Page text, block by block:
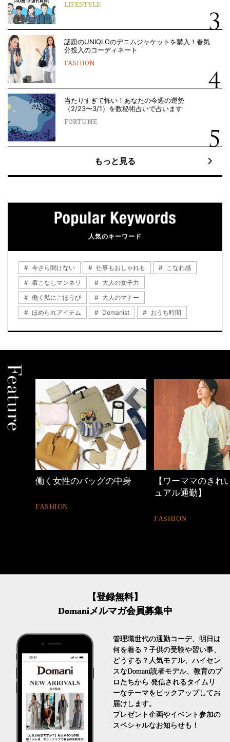
LIFESTYLE
話題のUNIQLOのデニムジャケットを購入！春気
分投入のコーディネート
FASHION
当たりすぎて怖い！あなたの今週の運勢
（2/23〜3/1）を数秘術占いで占います
FORTUNE
もっと見る
人気のキーワード
今さら聞けない 仕事もおしゃれも
こなれ感
着こなしマンネリ
大人の女子力
働く私にごほうび
大人のマナー
ほめられアイテム
Domanist おうち時間
働く女性のバッグの中身
FASHION
【ワーママのきれいめ
ュアル通勤】
FASHION
【登録無料】
Domaniメルマガ会員募集中
管理職世代の通勤コーデ、明日は
何を着る？子供の受験や習い事、
どうする？人気モデル、ハイセン
スなDomani読者モデル、教育のプ
ロたちから 発信されるタイムリ
ーなテーマをピックアップしてお
届けします。
プレゼント企画やイベント参加の
スペシャルなお知らせも！